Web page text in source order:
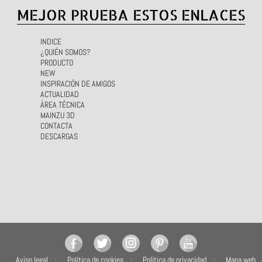
MEJOR PRUEBA ESTOS ENLACES
INDICE
¿QUIÉN SOMOS?
PRODUCTO
NEW
INSPIRACIÓN DE AMIGOS
ACTUALIDAD
ÁREA TÉCNICA
MAINZU 3D
CONTACTA
DESCARGAS
Aviso legal Política de cookies Política de privacidad Mapa web